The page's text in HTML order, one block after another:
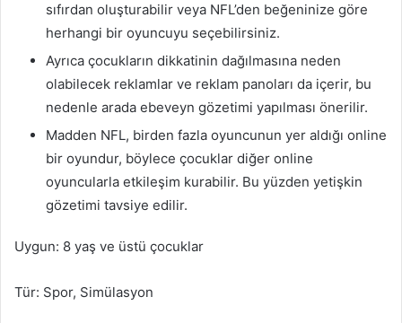
sıfırdan oluşturabilir veya NFL’den beğeninize göre
herhangi bir oyuncuyu seçebilirsiniz.
Ayrıca çocukların dikkatinin dağılmasına neden
olabilecek reklamlar ve reklam panoları da içerir, bu
nedenle arada ebeveyn gözetimi yapılması önerilir.
Madden NFL, birden fazla oyuncunun yer aldığı online
bir oyundur, böylece çocuklar diğer online
oyuncularla etkileşim kurabilir. Bu yüzden yetişkin
gözetimi tavsiye edilir.
Uygun: 8 yaş ve üstü çocuklar
Tür: Spor, Simülasyon